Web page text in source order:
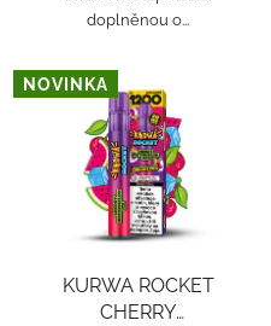
doplněnou o...
NOVINKA
KURWA ROCKET
CHERRY